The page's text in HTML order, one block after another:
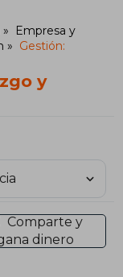
Empresa y
Gestión:
y
Comparte y
dinero